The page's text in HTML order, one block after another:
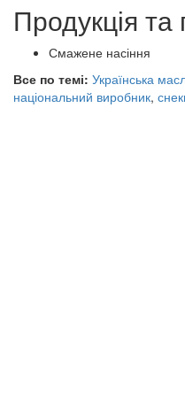
Продукція та
Смажене насіння
Все по темі: Українська
національний виробник,